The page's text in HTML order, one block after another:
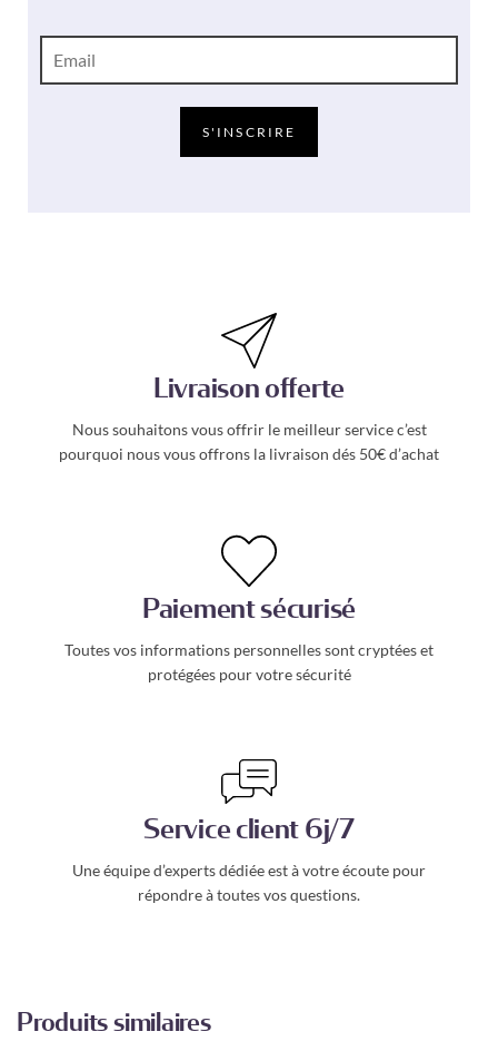
E
m
S'INSCRIRE
Livraison offerte
Nous souhaitons vous offrir le meilleur service c’est
pourquoi nous vous offrons la livraison dés 50€ d’achat
Paiement sécurisé
Toutes vos informations personnelles sont cryptées et
protégées pour votre sécurité
Service client 6j/7
Une équipe d’experts dédiée est à votre écoute pour
répondre à toutes vos questions.
Produits similaires